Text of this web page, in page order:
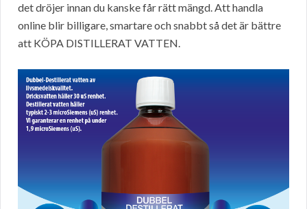
det dröjer innan du kanske får rätt mängd. Att handla
online blir billigare, smartare och snabbt så det är bättre
att KÖPA DISTILLERAT VATTEN.